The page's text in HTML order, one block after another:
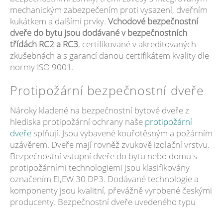
mechanickým zabezpečením proti vysazení, dveřním
kukátkem a dalšími prvky. Vchodové bezpečnostní
dveře do bytu jsou dodávané v bezpečnostních
třídách RC2 a RC3, certifikované v akreditovaných
zkušebnách a s garancí danou certifikátem kvality dle
normy ISO 9001.
Protipožární bezpečnostní dveře
Nároky kladené na bezpečnostní bytové dveře z
hlediska protipožární ochrany naše protipožární
dveře splňují. Jsou vybavené kouřotěsným a požárním
uzávěrem. Dveře mají rovněž zvukově izolační vrstvu.
Bezpečnostní vstupní dveře do bytu nebo domu s
protipožárními technologiemi jsou klasifikovány
označením EI,EW 30 DP3. Dodávané technologie a
komponenty jsou kvalitní, převážně vyrobené českými
producenty. Bezpečnostní dveře uvedeného typu